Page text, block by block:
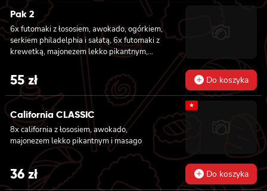
Pak 2
6x futomaki z łososiem, awokado, ogórkiem,
serkiem philadelphia i sałatą, 6x futomaki z
krewetką, majonezem lekko pikantnym,
55zł Do koszyka
California CLASSIC
8x california z łososiem, awokado,
majonezem lekko pikantnym i masago
★
36zł Do koszyka